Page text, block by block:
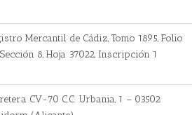
Mercantil de Cádiz, Tomo 1895, Folio
8, Hoja 37022, Inscripción 1
CV-70 C.C. Urbania, 1 – 03502